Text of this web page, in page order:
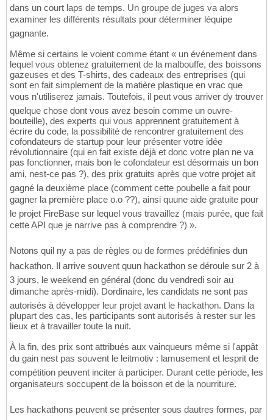
dans un court laps de temps. Un groupe de juges va alors
examiner les différents résultats pour déterminer léquipe
gagnante.
Même si certains le voient comme étant « un événement dans
lequel vous obtenez gratuitement de la malbouffe, des boissons
gazeuses et des T-shirts, des cadeaux des entreprises (qui
sont en fait simplement de la matière plastique en vrac que
vous n'utiliserez jamais. Toutefois, il peut vous arriver dy trouver
quelque chose dont vous avez besoin comme un ouvre-
bouteille), des experts qui vous apprennent gratuitement à
écrire du code, la possibilité de rencontrer gratuitement des
cofondateurs de startup pour leur présenter votre idée
révolutionnaire (qui en fait existe déjà et donc votre plan ne va
pas fonctionner, mais bon le cofondateur est désormais un bon
ami, nest-ce pas ?), des prix gratuits après que votre projet ait
gagné la deuxième place (comment cette poubelle a fait pour
gagner la première place o.o ??), ainsi quune aide gratuite pour
le projet FireBase sur lequel vous travaillez (mais purée, que fait
cette API que je narrive pas à comprendre ?) ».
Notons quil ny a pas de règles ou de formes prédéfinies dun
hackathon. Il arrive souvent quun hackathon se déroule sur 2 à
3 jours, le weekend en général (donc du vendredi soir au
dimanche après-midi). Dordinaire, les candidats ne sont pas
autorisés à développer leur projet avant le hackathon. Dans la
plupart des cas, les participants sont autorisés à rester sur les
lieux et à travailler toute la nuit.
À la fin, des prix sont attribués aux vainqueurs même si l'appât
du gain nest pas souvent le leitmotiv : lamusement et lesprit de
compétition peuvent inciter à participer. Durant cette période, les
organisateurs soccupent de la boisson et de la nourriture.
Les hackathons peuvent se présenter sous dautres formes, par